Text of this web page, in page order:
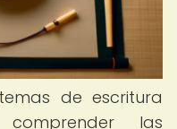
de escritura
las